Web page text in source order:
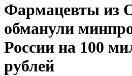
Фармацевты из
обманули
России на 100
рублей